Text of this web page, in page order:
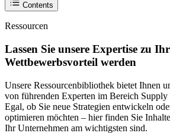
Contents
Ressourcen
Lassen Sie unsere Expertise zu
Wettbewerbsvorteil werden
Unsere Ressourcenbibliothek bietet Ihnen
von führenden Experten im Bereich Supply
Egal, ob Sie neue Strategien entwickeln
optimieren möchten – hier finden Sie
Ihr Unternehmen am wichtigsten sind.